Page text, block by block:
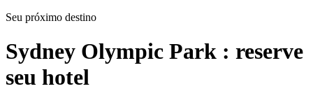
Seu próximo destino
Sydney Olympic Park : reserve
seu hotel